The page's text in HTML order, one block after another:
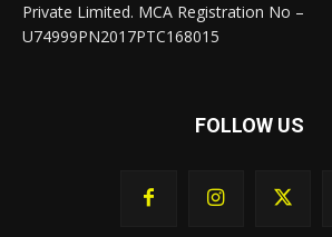
Private Limited. MCA Registration No –
U74999PN2017PTC168015
FOLLOW US